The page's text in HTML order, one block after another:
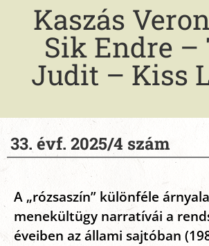
Kaszás
Sik Endre –
Judit – Kiss
33. évf. 2025/4 szám
A „rózsaszín” különféle
menekültügy narratívái a
éveiben az állami sajtóban